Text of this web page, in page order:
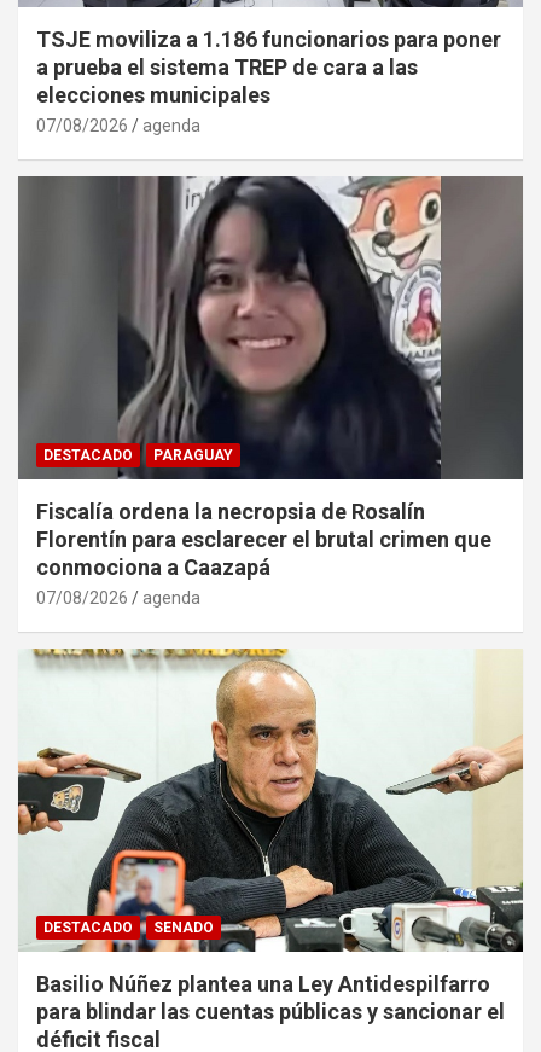
TSJE moviliza a 1.186 funcionarios para poner
a prueba el sistema TREP de cara a las
elecciones municipales
07/08/2026 agenda
DESTACADO PARAGUAY
Fiscalía ordena la necropsia de Rosalín
Florentín para esclarecer el brutal crimen que
conmociona a Caazapá
07/08/2026 agenda
DESTACADO SENADO
Basilio Núñez plantea una Ley Antidespilfarro
para blindar las cuentas públicas y sancionar el
déficit fiscal